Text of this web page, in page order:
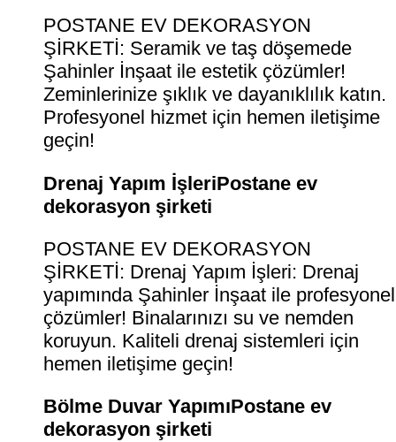
POSTANE EV DEKORASYON
ŞİRKETİ: Seramik ve taş döşemede
Şahinler İnşaat ile estetik çözümler!
Zeminlerinize şıklık ve dayanıklılık katın.
Profesyonel hizmet için hemen iletişime
geçin!
Drenaj Yapım İşleriPostane ev
dekorasyon şirketi
POSTANE EV DEKORASYON
ŞİRKETİ: Drenaj Yapım İşleri: Drenaj
yapımında Şahinler İnşaat ile profesyonel
çözümler! Binalarınızı su ve nemden
koruyun. Kaliteli drenaj sistemleri için
hemen iletişime geçin!
Bölme Duvar YapımıPostane ev
dekorasyon şirketi